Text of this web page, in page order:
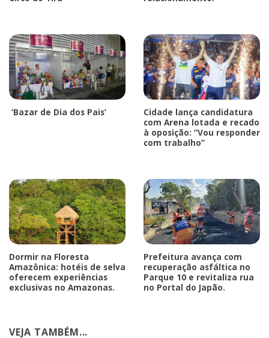
‘Bazar de Dia dos Pais’
Cidade lança candidatura
com Arena lotada e recado
à oposição: “Vou responder
com trabalho”
Dormir na Floresta
Amazônica: hotéis de selva
oferecem experiências
exclusivas no Amazonas.
Prefeitura avança com
recuperação asfáltica no
Parque 10 e revitaliza rua
no Portal do Japão.
VEJA TAMBÉM...